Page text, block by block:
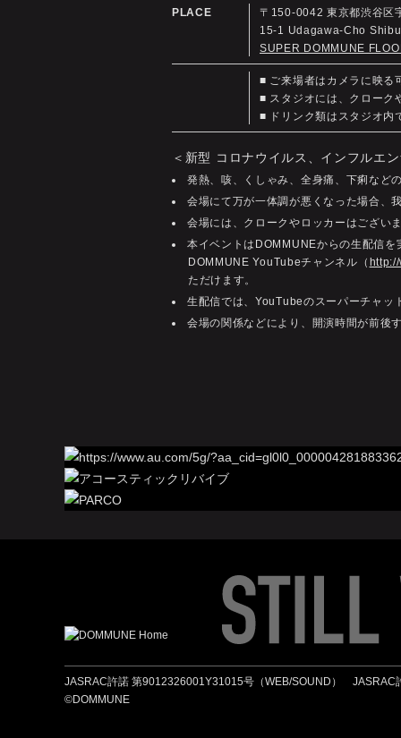
PLACE
〒150-0042 東京都渋谷区
15-1 Udagawa-Cho
SUPER DOMMUNE
■ ご来場者はカメラに映る
■ スタジオには、クローク
■ ドリンク類はスタジオ内
＜新型 コロナウイルス、インフルエ
発熱、咳、くしゃみ、全身痛、下痢など
会場にて万が一体調が悪くなった場合、
会場には、クロークやロッカーはござい
本イベントはDOMMUNEからの生配信を
DOMMUNE YouTubeチャンネル（
ただけます。
生配信では、YouTubeのスーパーチャッ
会場の関係などにより、開演時間が前後
JASRAC許諾 第9012326001Y31015号（WEB/SOUND）
JASRAC
©︎DOMMUNE